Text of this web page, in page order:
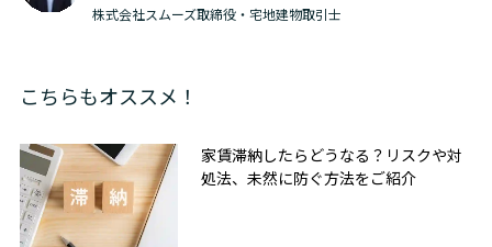
株式会社スムーズ取締役・宅地建物取引士
こちらもオススメ！
家賃滞納したらどうなる？リスクや対
処法、未然に防ぐ方法をご紹介